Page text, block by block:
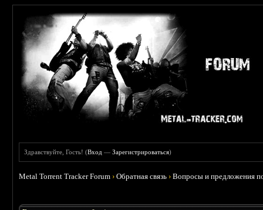
Здравствуйте, Гость! (Вход —Зарегистрироваться)
Metal Torrent Tracker Forum ›Обратная связь ›Вопросы и предложения